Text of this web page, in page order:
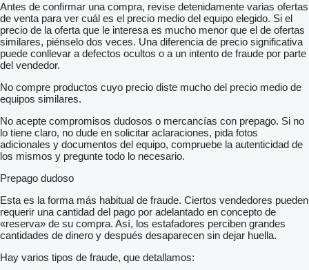
Antes de confirmar una compra, revise detenidamente varias ofertas
de venta para ver cuál es el precio medio del equipo elegido. Si el
precio de la oferta que le interesa es mucho menor que el de ofertas
similares, piénselo dos veces. Una diferencia de precio significativa
puede conllevar a defectos ocultos o a un intento de fraude por parte
del vendedor.
No compre productos cuyo precio diste mucho del precio medio de
equipos similares.
No acepte compromisos dudosos o mercancías con prepago. Si no
lo tiene claro, no dude en solicitar aclaraciones, pida fotos
adicionales y documentos del equipo, compruebe la autenticidad de
los mismos y pregunte todo lo necesario.
Prepago dudoso
Esta es la forma más habitual de fraude. Ciertos vendedores pueden
requerir una cantidad del pago por adelantado en concepto de
«reserva» de su compra. Así, los estafadores perciben grandes
cantidades de dinero y después desaparecen sin dejar huella.
Hay varios tipos de fraude, que detallamos: